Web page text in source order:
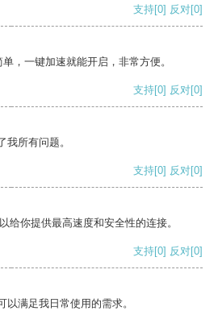
支持[0] 反对[0]
，一键加速就能开启，非常方便。
支持[0] 反对[0]
所有问题。
支持[0] 反对[0]
给你提供最高速度和安全性的连接。
支持[0] 反对[0]
满足我日常使用的需求。